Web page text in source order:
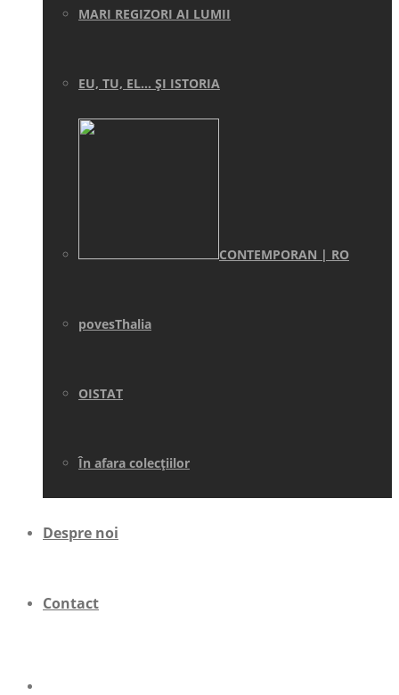
MARI REGIZORI AI LUMII
EU, TU, EL… ŞI ISTORIA
CONTEMPORAN | RO
povesThalia
OISTAT
În afara colecţiilor
Despre noi
Contact